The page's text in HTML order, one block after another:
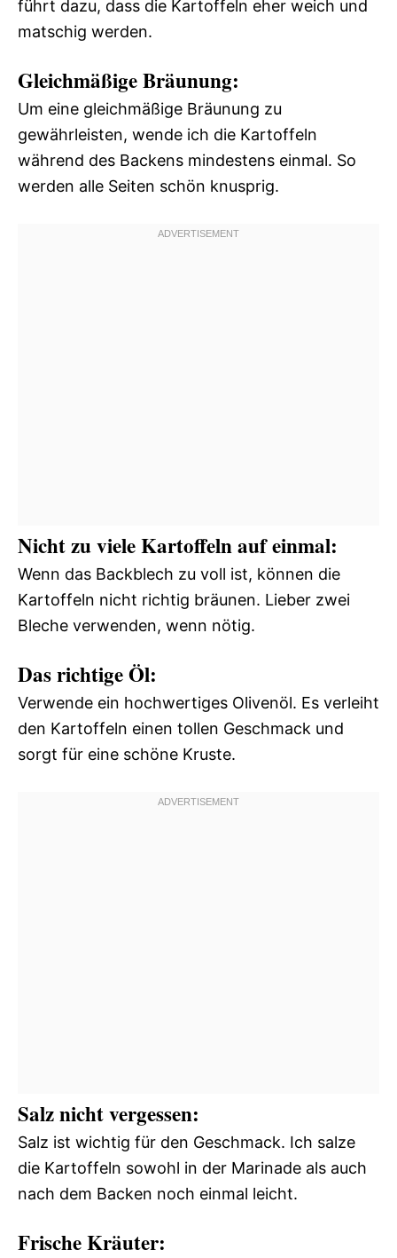
führt dazu, dass die Kartoffeln eher weich und
matschig werden.
Gleichmäßige Bräunung:
Um eine gleichmäßige Bräunung zu
gewährleisten, wende ich die Kartoffeln
während des Backens mindestens einmal. So
werden alle Seiten schön knusprig.
Nicht zu viele Kartoffeln auf einmal:
Wenn das Backblech zu voll ist, können die
Kartoffeln nicht richtig bräunen. Lieber zwei
Bleche verwenden, wenn nötig.
Das richtige Öl:
Verwende ein hochwertiges Olivenöl. Es verleiht
den Kartoffeln einen tollen Geschmack und
sorgt für eine schöne Kruste.
Salz nicht vergessen:
Salz ist wichtig für den Geschmack. Ich salze
die Kartoffeln sowohl in der Marinade als auch
nach dem Backen noch einmal leicht.
Frische Kräuter: